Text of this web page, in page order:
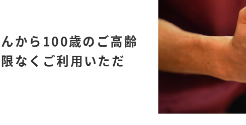
から100歳のご高齢
なくご利用いただ